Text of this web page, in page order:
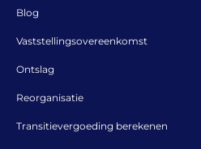
Blog
Vaststellingsovereenkomst
Ontslag
Reorganisatie
Transitievergoeding berekenen